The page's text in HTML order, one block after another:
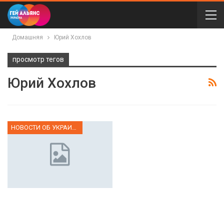
Домашняя Юрий Хохлов
просмотр тегов
Юрий Хохлов